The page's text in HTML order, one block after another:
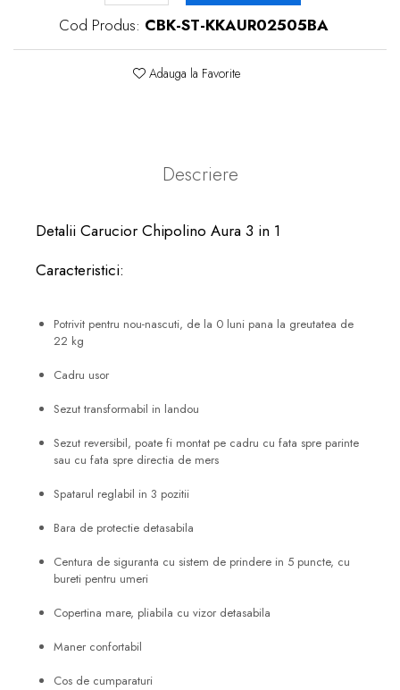
Cod Produs: CBK-ST-KKAUR02505BA
Adauga la Favorite
Descriere
Detalii Carucior Chipolino Aura 3 in 1
Caracteristici:
Potrivit pentru nou-nascuti, de la 0 luni pana la greutatea de
22 kg
Cadru usor
Sezut transformabil in landou
Sezut reversibil, poate fi montat pe cadru cu fata spre parinte
sau cu fata spre directia de mers
Spatarul reglabil in 3 pozitii
Bara de protectie detasabila
Centura de siguranta cu sistem de prindere in 5 puncte, cu
bureti pentru umeri
Copertina mare, pliabila cu vizor detasabila
Maner confortabil
Cos de cumparaturi